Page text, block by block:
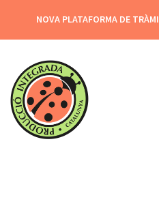
NOVA PLATAFORMA DE